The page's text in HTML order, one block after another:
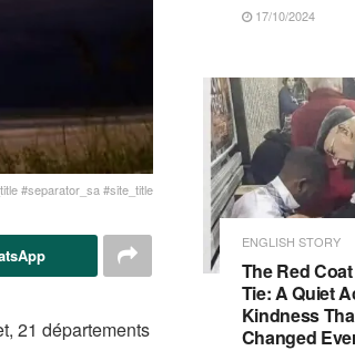
#separator_sa #site_title
21 départements
17/10/2024
ENGLISH STORY
The Red
Tie: A Quiet
Kindness
Changed